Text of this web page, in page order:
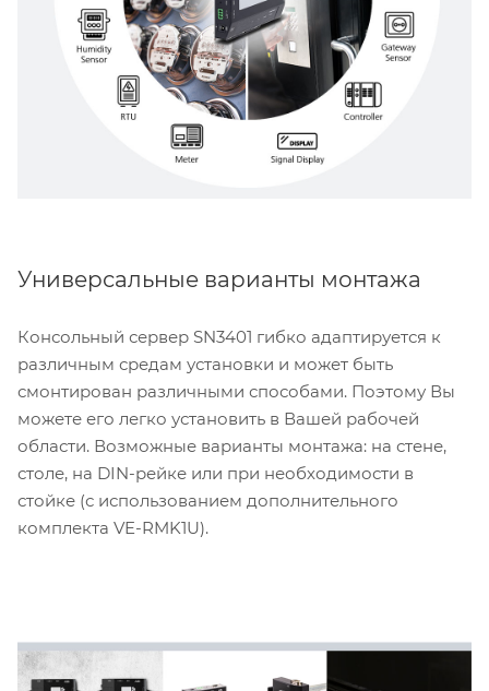
Универсальные варианты монтажа
Консольный сервер SN3401 гибко адаптируется к
различным средам установки и может быть
смонтирован различными способами. Поэтому Вы
можете его легко установить в Вашей рабочей
области. Возможные варианты монтажа: на стене,
столе, на DIN-рейке или при необходимости в
стойке (с использованием дополнительного
комплекта VE-RMK1U).